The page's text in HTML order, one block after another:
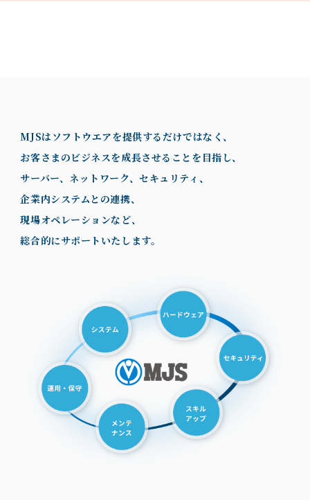
MJSはソフトウエアを提供するだけではなく、
お客さまのビジネスを成長させることを目指し、
サーバー、ネットワーク、セキュリティ、
企業内システムとの連携、
現場オペレーションなど、
総合的にサポートいたします。